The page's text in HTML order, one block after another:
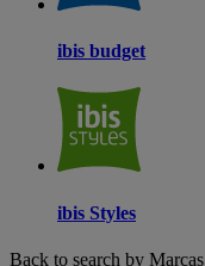
ibis budget
ibis Styles
Back to search by Marcas